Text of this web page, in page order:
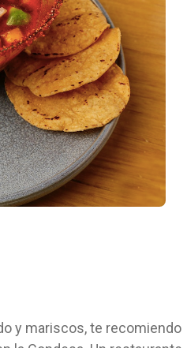
y mariscos, te recomiendo